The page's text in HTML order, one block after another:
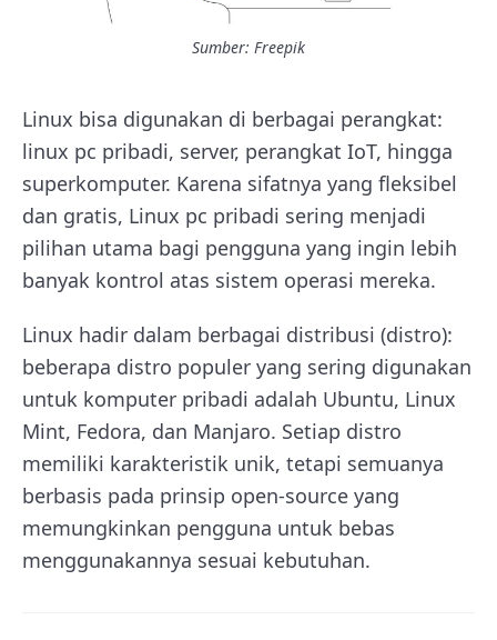
Sumber: Freepik
Linux bisa digunakan di berbagai perangkat:
linux pc pribadi, server, perangkat IoT, hingga
superkomputer. Karena sifatnya yang fleksibel
dan gratis, Linux pc pribadi sering menjadi
pilihan utama bagi pengguna yang ingin lebih
banyak kontrol atas sistem operasi mereka.
Linux hadir dalam berbagai distribusi (distro):
beberapa distro populer yang sering digunakan
untuk komputer pribadi adalah Ubuntu, Linux
Mint, Fedora, dan Manjaro. Setiap distro
memiliki karakteristik unik, tetapi semuanya
berbasis pada prinsip open-source yang
memungkinkan pengguna untuk bebas
menggunakannya sesuai kebutuhan.